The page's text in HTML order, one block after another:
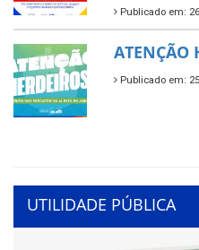
Publicado em:
ATENÇÃO
Publicado em:
UTILIDADE PÚBLICA